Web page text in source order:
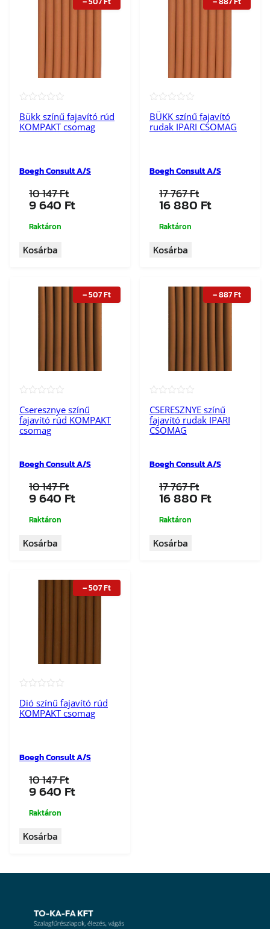
Bükk színű fajavító rúd
KOMPAKT csomag
Boegh Consult A/S
10 147Ft
Original
was:
147 Ft.
9 640 FtCurrent
Raktáron
Kosárba
BÜKK színű fajavító
rudak IPARI CSOMAG
Boegh Consult A/S
17 767Ft
Original
was:
767 Ft.
16 880 FtCurrent
Raktáron
Kosárba
–507Ft
Cseresznye színű
fajavító rúd KOMPAKT
csomag
Boegh Consult A/S
10 147Ft
Original
was:
147 Ft.
9 640 FtCurrent
Raktáron
Kosárba
–887Ft
CSERESZNYE színű
fajavító rudak IPARI
CSOMAG
Boegh Consult A/S
17 767Ft
Original
was:
767 Ft.
16 880 FtCurrent
Raktáron
Kosárba
–507Ft
Dió színű fajavító rúd
KOMPAKT csomag
Boegh Consult A/S
10 147Ft
Original
was:
147 Ft.
9 640 FtCurrent
Raktáron
Kosárba